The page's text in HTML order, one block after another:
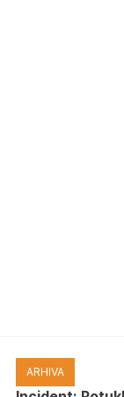
ARHIVA